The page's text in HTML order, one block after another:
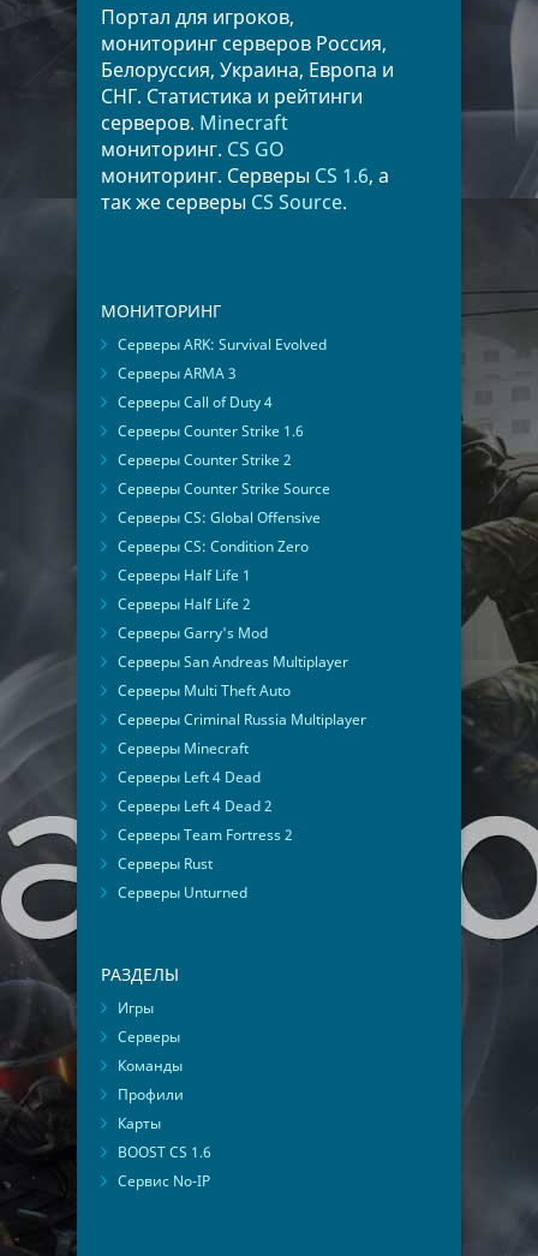
Портал для игроков,
мониторинг серверов Россия,
Белоруссия, Украина, Европа и
СНГ. Статистика и рейтинги
серверов. Minecraft
мониторинг. CS GO
мониторинг. Серверы CS 1.6, а
так же серверы CS Source.
МОНИТОРИНГ
Серверы ARK: Survival Evolved
Серверы ARMA 3
Серверы Call of Duty 4
Серверы Counter Strike 1.6
Серверы Counter Strike 2
Серверы Counter Strike Source
Серверы CS: Global Offensive
Серверы CS: Condition Zero
Серверы Half Life 1
Серверы Half Life 2
Серверы Garry's Mod
Серверы San Andreas Multiplayer
Серверы Multi Theft Auto
Серверы Criminal Russia Multiplayer
Серверы Minecraft
Серверы Left 4 Dead
Серверы Left 4 Dead 2
Серверы Team Fortress 2
Серверы Rust
Серверы Unturned
РАЗДЕЛЫ
Игры
Серверы
Команды
Профили
Карты
BOOST CS 1.6
Сервис No-IP